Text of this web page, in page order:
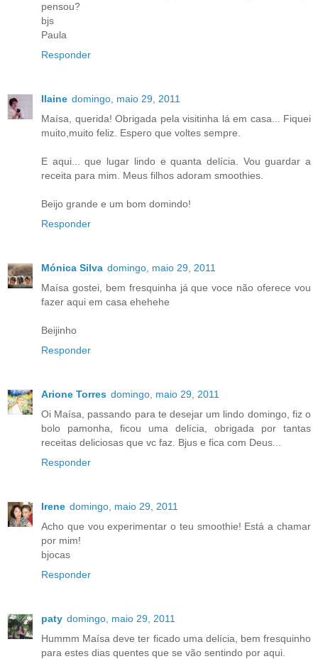
pensou?
bjs
Paula
Responder
Ilaine domingo, maio 29, 2011
Maísa, querida! Obrigada pela visitinha lá em casa... Fiquei
muito,muito feliz. Espero que voltes sempre.
E aqui... que lugar lindo e quanta delícia. Vou guardar a
receita para mim. Meus filhos adoram smoothies.
Beijo grande e um bom domindo!
Responder
Mónica Silva domingo, maio 29, 2011
Maísa gostei, bem fresquinha já que voce não oferece vou
fazer aqui em casa ehehehe
Beijinho
Responder
Arione Torres domingo, maio 29, 2011
Oi Maísa, passando para te desejar um lindo domingo, fiz o
bolo pamonha, ficou uma delícia, obrigada por tantas
receitas deliciosas que vc faz. Bjus e fica com Deus...
Responder
Irene domingo, maio 29, 2011
Acho que vou experimentar o teu smoothie! Está a chamar
por mim!
bjocas
Responder
paty domingo, maio 29, 2011
Hummm Maísa deve ter ficado uma delícia, bem fresquinho
para estes dias quentes que se vão sentindo por aqui.